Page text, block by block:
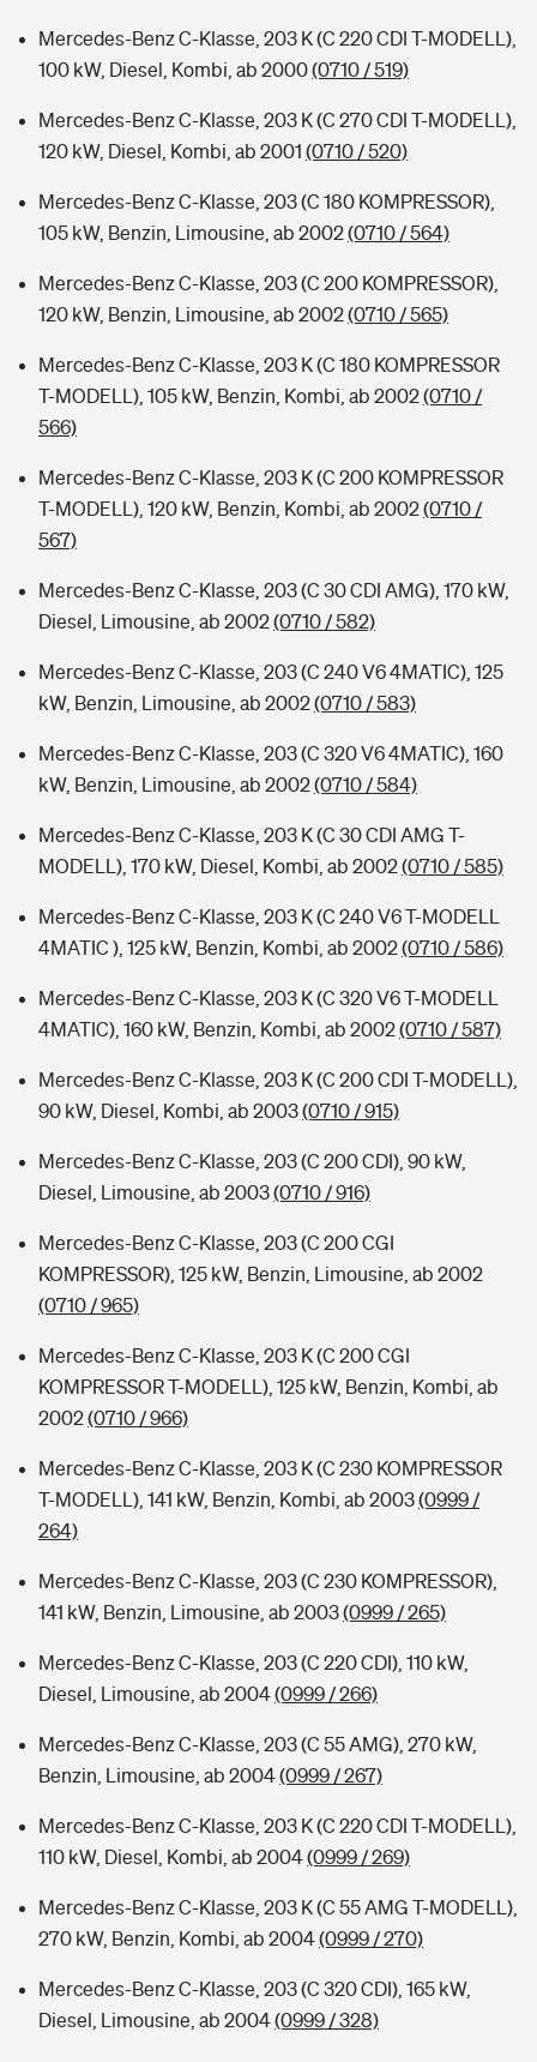
Mercedes-Benz C-Klasse, 203 K (C 220 CDI T-MODELL),
100 kW, Diesel, Kombi, ab 2000(0710 / 519)
Mercedes-Benz C-Klasse, 203 K (C 270 CDI T-MODELL),
120 kW, Diesel, Kombi, ab 2001 (0710 / 520)
Mercedes-Benz C-Klasse, 203 (C 180 KOMPRESSOR),
105 kW, Benzin, Limousine, ab 2002(0710 / 564)
Mercedes-Benz C-Klasse, 203 (C 200 KOMPRESSOR),
120 kW, Benzin, Limousine, ab 2002(0710 / 565)
Mercedes-Benz C-Klasse, 203 K (C 180 KOMPRESSOR
T-MODELL), 105 kW, Benzin, Kombi, ab 2002(0710 /
566)
Mercedes-Benz C-Klasse, 203 K (C 200 KOMPRESSOR
T-MODELL), 120 kW, Benzin, Kombi, ab 2002(0710 /
567)
Mercedes-Benz C-Klasse, 203 (C 30 CDI AMG), 170 kW,
Diesel, Limousine, ab 2002(0710 / 582)
Mercedes-Benz C-Klasse, 203 (C 240 V6 4MATIC), 125
kW, Benzin, Limousine, ab 2002(0710 / 583)
Mercedes-Benz C-Klasse, 203 (C 320 V6 4MATIC), 160
kW, Benzin, Limousine, ab 2002(0710 / 584)
Mercedes-Benz C-Klasse, 203 K (C 30 CDI AMG T-
MODELL), 170 kW, Diesel, Kombi, ab 2002(0710 / 585)
Mercedes-Benz C-Klasse, 203 K (C 240 V6 T-MODELL
4MATIC ), 125 kW, Benzin, Kombi, ab 2002(0710 / 586)
Mercedes-Benz C-Klasse, 203 K (C 320 V6 T-MODELL
4MATIC), 160 kW, Benzin, Kombi, ab 2002(0710 / 587)
Mercedes-Benz C-Klasse, 203 K (C 200 CDI T-MODELL),
90 kW, Diesel, Kombi, ab 2003(0710 / 915)
Mercedes-Benz C-Klasse, 203 (C 200 CDI), 90 kW,
Diesel, Limousine, ab 2003(0710 / 916)
Mercedes-Benz C-Klasse, 203 (C 200 CGI
KOMPRESSOR), 125 kW, Benzin, Limousine, ab 2002
(0710 / 965)
Mercedes-Benz C-Klasse, 203 K (C 200 CGI
KOMPRESSOR T-MODELL), 125 kW, Benzin, Kombi, ab
2002(0710 / 966)
Mercedes-Benz C-Klasse, 203 K (C 230 KOMPRESSOR
T-MODELL), 141 kW, Benzin, Kombi, ab 2003(0999 /
264)
Mercedes-Benz C-Klasse, 203 (C 230 KOMPRESSOR),
141 kW, Benzin, Limousine, ab 2003(0999 / 265)
Mercedes-Benz C-Klasse, 203 (C 220 CDI), 110 kW,
Diesel, Limousine, ab 2004(0999 / 266)
Mercedes-Benz C-Klasse, 203 (C 55 AMG), 270 kW,
Benzin, Limousine, ab 2004(0999 / 267)
Mercedes-Benz C-Klasse, 203 K (C 220 CDI T-MODELL),
110 kW, Diesel, Kombi, ab 2004(0999 / 269)
Mercedes-Benz C-Klasse, 203 K (C 55 AMG T-MODELL),
270 kW, Benzin, Kombi, ab 2004(0999 / 270)
Mercedes-Benz C-Klasse, 203 (C 320 CDI), 165 kW,
Diesel, Limousine, ab 2004(0999 / 328)